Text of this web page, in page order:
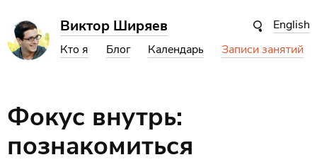
English
Виктор Ширяев
Кто я Блог Календарь Записи занятий
Фокус внутрь:
познакомиться